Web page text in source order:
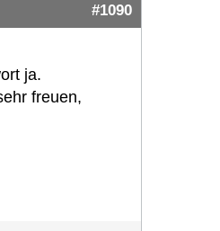
#1090
ja.
freuen,